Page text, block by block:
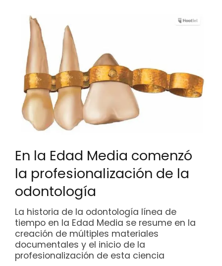
En la Edad Media comenzó
la profesionalización de la
odontología
La historia de la odontología línea de
tiempo en la Edad Media se resume en la
creación de múltiples materiales
documentales y el inicio de la
profesionalización de esta ciencia